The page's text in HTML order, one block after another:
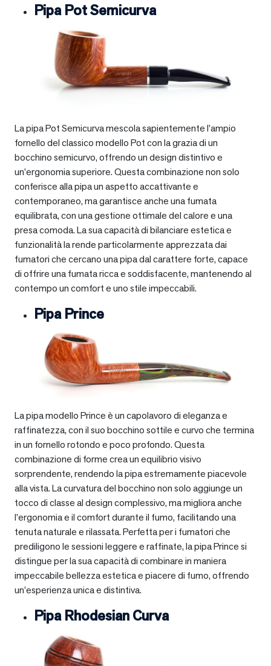
Pipa Pot Semicurva
La pipa Pot Semicurva mescola sapientemente l’ampio
fornello del classico modello Pot con la grazia di un
bocchino semicurvo, offrendo un design distintivo e
un’ergonomia superiore. Questa combinazione non solo
conferisce alla pipa un aspetto accattivante e
contemporaneo, ma garantisce anche una fumata
equilibrata, con una gestione ottimale del calore e una
presa comoda. La sua capacità di bilanciare estetica e
funzionalità la rende particolarmente apprezzata dai
fumatori che cercano una pipa dal carattere forte, capace
di offrire una fumata ricca e soddisfacente, mantenendo al
contempo un comfort e uno stile impeccabili.
Pipa Prince
La pipa modello Prince è un capolavoro di eleganza e
raffinatezza, con il suo bocchino sottile e curvo che termina
in un fornello rotondo e poco profondo. Questa
combinazione di forme crea un equilibrio visivo
sorprendente, rendendo la pipa estremamente piacevole
alla vista. La curvatura del bocchino non solo aggiunge un
tocco di classe al design complessivo, ma migliora anche
l’ergonomia e il comfort durante il fumo, facilitando una
tenuta naturale e rilassata. Perfetta per i fumatori che
prediligono le sessioni leggere e raffinate, la pipa Prince si
distingue per la sua capacità di combinare in maniera
impeccabile bellezza estetica e piacere di fumo, offrendo
un’esperienza unica e distintiva.
Pipa Rhodesian Curva